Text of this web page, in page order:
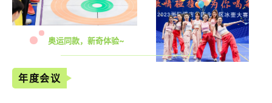
奥运同款，新奇体验~
年度会议